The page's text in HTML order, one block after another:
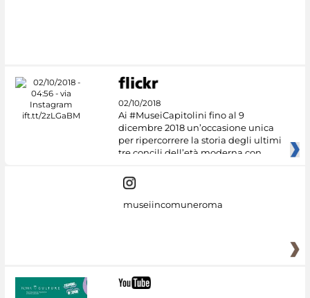
02/10/2018
Ai #MuseiCapitolini fino al 9
dicembre 2018 un’occasione unica
per ripercorrere la storia degli ultimi
tre concili dell’età moderna con
museiincomuneroma